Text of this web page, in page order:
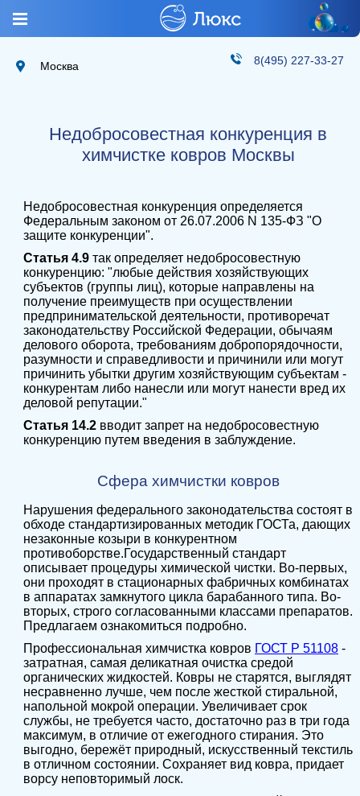
Москва 8(495) 227-33-27
Недобросовестная конкуренция в
химчистке ковров Москвы
Недобросовестная конкуренция определяется
Федеральным законом от 26.07.2006 N 135-ФЗ "О
защите конкуренции".
Статья 4.9так определяет недобросовестную
конкуренцию: "любые действия хозяйствующих
субъектов (группы лиц), которые направлены на
получение преимуществ при осуществлении
предпринимательской деятельности, противоречат
законодательству Российской Федерации, обычаям
делового оборота, требованиям добропорядочности,
разумности и справедливости и причинили или могут
причинить убытки другим хозяйствующим субъектам -
конкурентам либо нанесли или могут нанести вред их
деловой репутации."
Статья 14.2вводит запрет на недобросовестную
конкуренцию путем введения в заблуждение.
Сфера химчистки ковров
Нарушения федерального законодательства состоят в
обходе стандартизированных методик ГОСТа, дающих
незаконные козыри в конкурентном
противоборстве.Государственный стандарт
описывает процедуры химической чистки. Во-первых,
они проходят в стационарных фабричных комбинатах
в аппаратах замкнутого цикла барабанного типа. Во-
вторых, строго согласованными классами препаратов.
Предлагаем ознакомиться подробно.
Профессиональная химчистка ковров ГОСТ Р 51108-
затратная, самая деликатная очистка средой
органических жидкостей. Ковры не старятся, выглядят
несравненно лучше, чем после жесткой стиральной,
напольной мокрой операции. Увеличивает срок
службы, не требуется часто, достаточно раз в три года
максимум, в отличие от ежегодного стирания. Это
выгодно, бережёт природный, искусственный текстиль
в отличном состоянии. Сохраняет вид ковра, придает
ворсу неповторимый лоск.